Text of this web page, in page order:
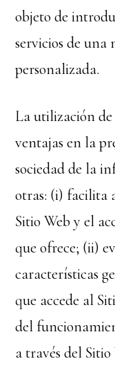
objeto de
servicios de una
personalizada.
La utilización de
ventajas en la
sociedad de la
otras: (i) facilita
Sitio Web y el
que ofrece; (ii)
características
que accede al
del
a través del